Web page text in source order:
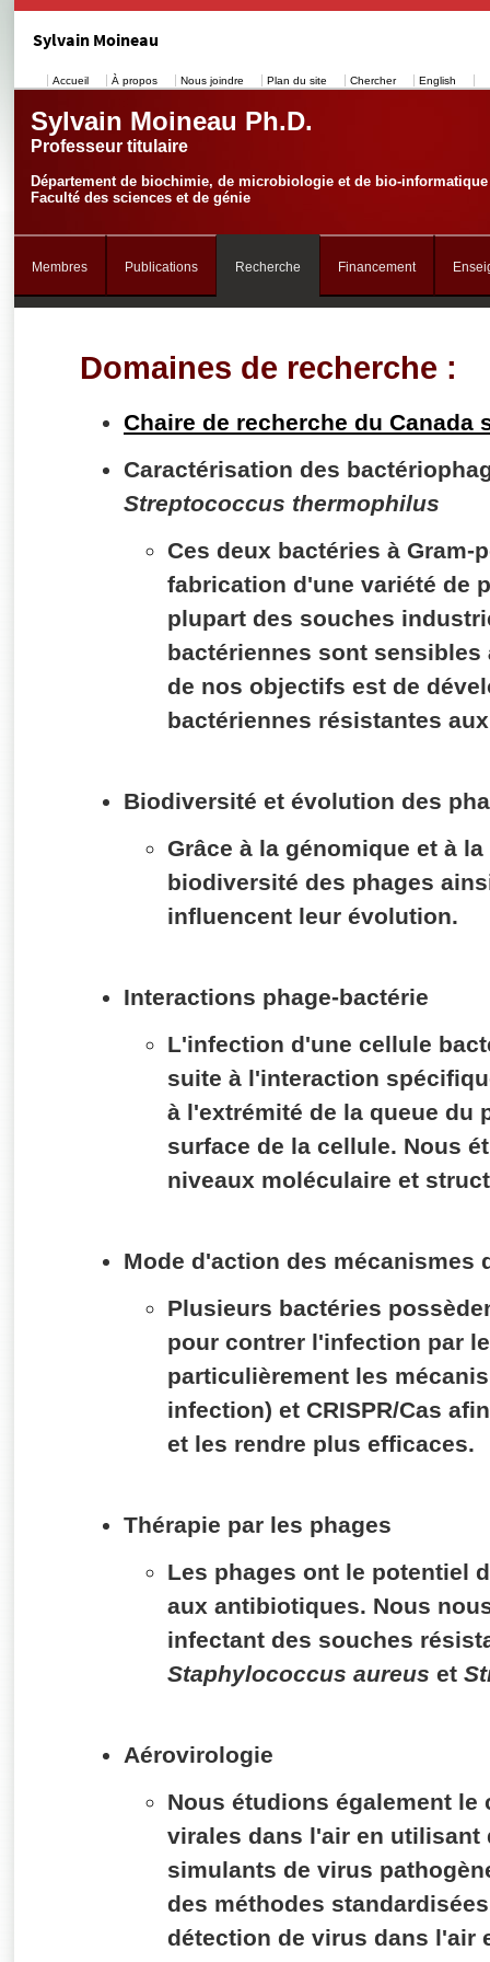
Sylvain Moineau
Accueil À propos Nous joindre Plan du site Chercher English
Sylvain Moineau Ph.D.
Professeur titulaire
Département de biochimie, de microbiologie et de bio-informatique
Faculté des sciences et de génie
Membres Publications Recherche Financement
Domaines de recherche :
Chaire de recherche du Canada
Caractérisation des
Streptococcus thermophilus
Ces deux bactéries à
fabrication d'une variété de
plupart des souches
bactériennes sont
de nos objectifs est de
bactériennes résistantes
Biodiversité et évolution des
Grâce à la génomique et à
biodiversité des phages
influencent leur évolution.
Interactions phage-bactérie
L'infection d'une cellule
suite à l'interaction
à l'extrémité de la queue du
surface de la cellule. Nous
niveaux moléculaire et
Mode d'action des mécanismes
Plusieurs bactéries
pour contrer l'infection par
particulièrement les
infection) et CRISPR/Cas
et les rendre plus efficaces.
Thérapie par les phages
Les phages ont le potentiel
aux antibiotiques. Nous
infectant des souches
Staphylococcus aureus et
Aérovirologie
Nous étudions également
virales dans l'air en utilisant
simulants de virus
des méthodes
détection de virus dans l'air